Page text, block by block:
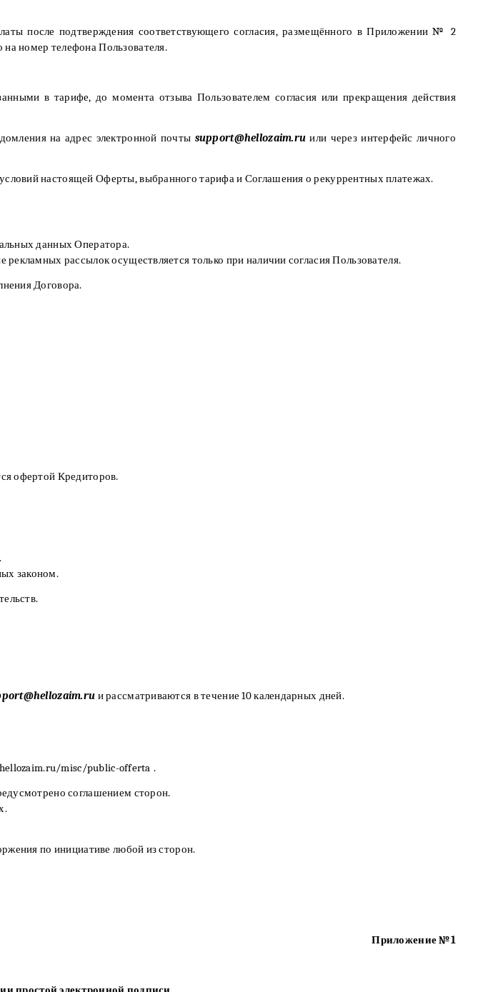
после подтверждения соответствующего согласия, размещённого в Приложении № 2
номер телефона Пользователя.
в тарифе, до момента отзыва Пользователем согласия или прекращения действия
на адрес электронной почты support@hellozaim.ruили через интерфейс личного
настоящей Оферты, выбранного тарифа и Соглашения о рекуррентных платежах.
данных Оператора.
рассылок осуществляется только при наличии согласия Пользователя.
Договора.
офертой Кредиторов.
законом.
и рассматриваются в течение 10 календарных дней.
hellozaim.ru/misc/public-offerta .
соглашением сторон.
по инициативе любой из сторон.
Приложение №1